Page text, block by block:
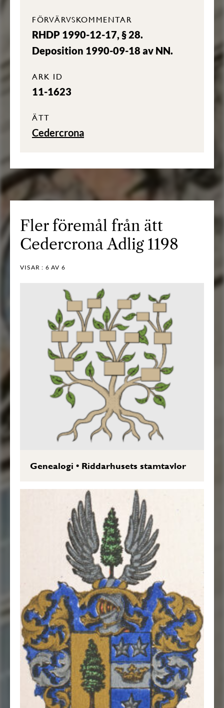
FÖRVÄRVSKOMMENTAR
RHDP 1990-12-17, § 28.
Deposition 1990-09-18 av NN.
ARK ID
11-1623
ÄTT
Cedercrona
Fler föremål från ätt
Cedercrona Adlig 1198
VISAR : 6 AV 6
Genealogi • Riddarhusets stamtavlor